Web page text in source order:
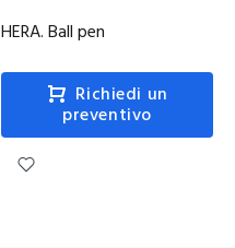
HERA. Ball pen
Richiedi un
preventivo